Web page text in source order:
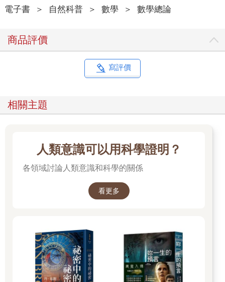
電子書 ＞ 自然科普 ＞ 數學 ＞ 數學總論
商品評價
寫評價
相關主題
人類意識可以用科學證明？
各領域討論人類意識和科學的關係
看更多